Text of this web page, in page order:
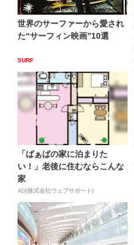
世界のサーファーから愛され
た“サーフィン映画”10選
SURF
「ばぁばの家に泊まりた
い！」老後に住むならこんな
家
AD(株式会社ウェブサポート)